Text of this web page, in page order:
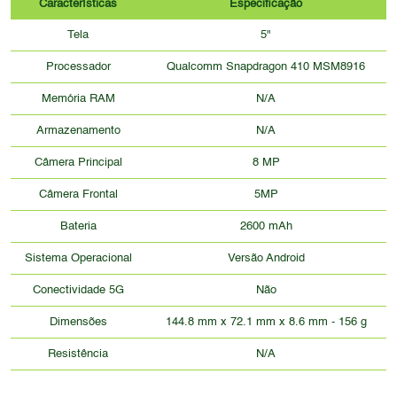
Características Especificação
Tela 5"
Processador Qualcomm Snapdragon 410 MSM8916
Memória RAM N/A
Armazenamento N/A
Câmera Principal 8 MP
Câmera Frontal 5MP
Bateria 2600 mAh
Sistema Operacional Versão Android
Conectividade 5G Não
Dimensões 144.8 mm x 72.1 mm x 8.6 mm - 156 g
Resistência N/A